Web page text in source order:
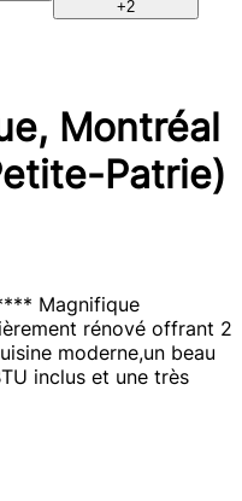
+2
Montréal
Patrie)
Magnifique
rénové offrant 2
moderne,un beau
inclus et une très